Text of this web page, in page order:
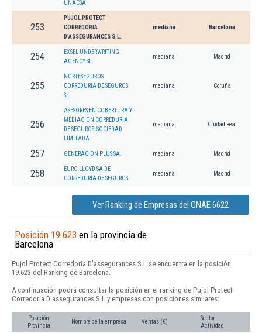
UNACSA
253
PUJOL PROTECT
CORREDORIA
D'ASSEGURANCES S.L.
mediana Barcelona
254
EXSEL UNDERWRITING
AGENCY SL
mediana Madrid
255
NORTESEGUROS
CORREDURIA DE SEGUROS
SL
mediana Coruña
256
ASESORES EN COBERTURA Y
MEDIACION CORREDURIA
DE SEGUROS, SOCIEDAD
LIMITADA.
mediana Ciudad Real
257 GENERACION PLUS SA. mediana Madrid
258
EURO LLOYD SA DE
CORREDURIA DE SEGUROS
mediana Madrid
Ver Ranking de Empresas del CNAE 6622
Posición 19.623 en la provincia de
Barcelona
Pujol Protect Corredoria D'assegurances S.l. se encuentra en la posición
19.623 del Ranking de Barcelona.
A continuación podrá consultar la posición en el ranking de Pujol Protect
Corredoria D'assegurances S.l. y empresas con posiciones similares:
Posición
Provincia
Nombre de la empresa Ventas (€)
Sector
Actividad